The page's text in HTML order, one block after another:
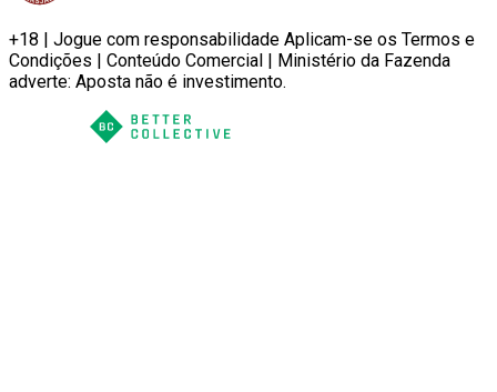
+18 | Jogue com responsabilidade Aplicam-se os Termos e
Condições | Conteúdo Comercial | Ministério da Fazenda
adverte: Aposta não é investimento.